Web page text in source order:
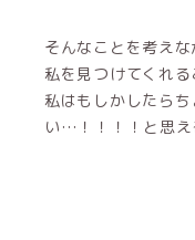
そんなことを考え
私を見つけてくれ
私はもしかしたら
い…！！！！と思え